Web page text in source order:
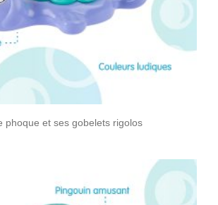
phoque et ses gobelets rigolos